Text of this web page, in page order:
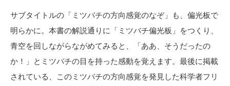
サブタイトルの「ミツバチの方向感覚のなぞ」も、偏光板で
明らかに。本書の解説通りに「ミツバチ偏光板」をつくり、
青空を回しながらながめてみると、「ああ、そうだったの
か！」とミツバチの目を持った感動を覚えます。最後に掲載
されている、このミツバチの方向感覚を発見した科学者フリ